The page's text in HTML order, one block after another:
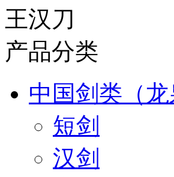
王汉刀
产品分类
中国剑类（龙
短剑
汉剑